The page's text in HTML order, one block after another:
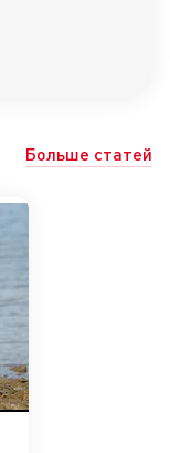
Больше статей